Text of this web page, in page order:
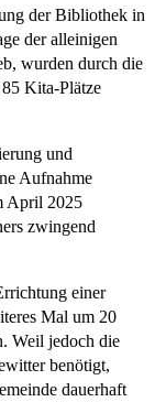
der Bibliothek in
der alleinigen
wurden durch die
Kita-Plätze
und
Aufnahme
April 2025
zwingend
einer
Mal um 20
Weil jedoch die
benötigt,
dauerhaft